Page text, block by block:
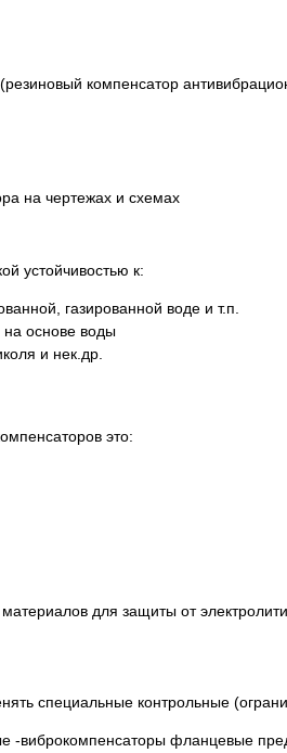
компенсатор
устойчивостью к:
газированной воде и т.п.
на основе воды
и нек.др.
это:
для защиты от
специальные контрольные
-виброкомпенсаторы фланцевые